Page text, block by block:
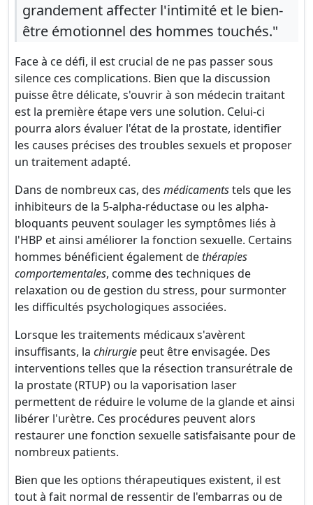
grandement affecter l'intimité et le bien-
être émotionnel des hommes touchés."
Face à ce défi, il est crucial de ne pas passer sous
silence ces complications. Bien que la discussion
puisse être délicate, s'ouvrir à son médecin traitant
est la première étape vers une solution. Celui-ci
pourra alors évaluer l'état de la prostate, identifier
les causes précises des troubles sexuels et proposer
un traitement adapté.
Dans de nombreux cas, des médicamentstels que les
inhibiteurs de la 5-alpha-réductase ou les alpha-
bloquants peuvent soulager les symptômes liés à
l'HBP et ainsi améliorer la fonction sexuelle. Certains
hommes bénéficient également dethérapies
comportementales, comme des techniques de
relaxation ou de gestion du stress, pour surmonter
les difficultés psychologiques associées.
Lorsque les traitements médicaux s'avèrent
insuffisants, la chirurgie peut être envisagée. Des
interventions telles que la résection transurétrale de
la prostate (RTUP) ou la vaporisation laser
permettent de réduire le volume de la glande et ainsi
libérer l'urètre. Ces procédures peuvent alors
restaurer une fonction sexuelle satisfaisante pour de
nombreux patients.
Bien que les options thérapeutiques existent, il est
tout à fait normal de ressentir de l'embarras ou de